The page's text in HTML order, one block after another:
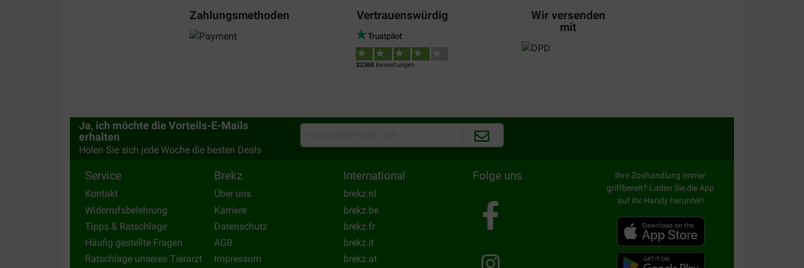
Zahlungsmethoden Vertrauenswürdig
32368Bewertungen
Wir versenden
mit
Ja, ich möchte die Vorteils-E-Mails
erhalten
Holen Sie sich jede Woche die besten Deals
Service
Kontakt
Widerrufsbelehrung
Tipps & Ratschlage
Häufig gestellte Fragen
Ratschlage unseres Tierarzt
Brekz
Über uns
Karriere
Datenschutz
AGB
Impressum
International
brekz.nl
brekz.be
brekz.fr
brekz.it
brekz.at
Folge uns
Ihre Zoohandlung immer
griffbereit? Laden Sie die App
auf Ihr Handy herunter!